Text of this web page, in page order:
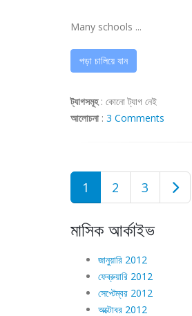
Many schools ...
পড়া চালিয়ে যান
ট্যাগসমূহ: কোনো ট্যাগ নেই
আলোচনা: 3 Comments
1 2 3
মাসিক আর্কাইভ
জানুয়ারি 2012
ফেব্রুয়ারি 2012
সেপ্টেম্বর 2012
অক্টোবর 2012